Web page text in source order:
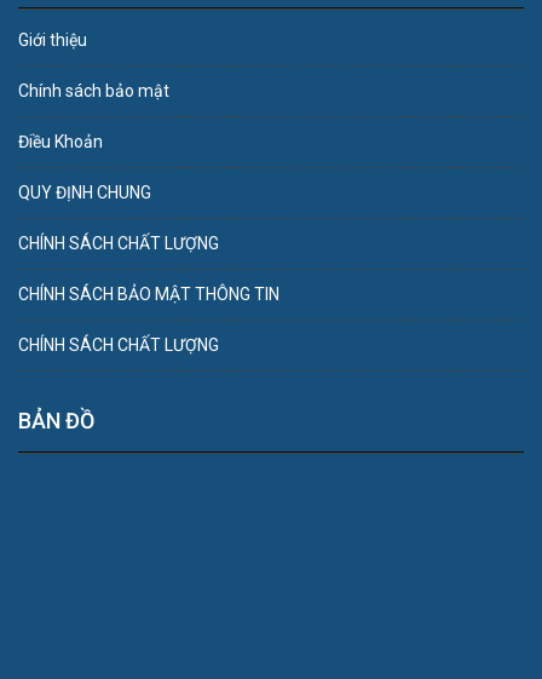
Giới thiệu
Chính sách bảo mật
Điều Khoản
QUY ĐỊNH CHUNG
CHÍNH SÁCH CHẤT LƯỢNG
CHÍNH SÁCH BẢO MẬT THÔNG TIN
CHÍNH SÁCH CHẤT LƯỢNG
BẢN ĐỒ